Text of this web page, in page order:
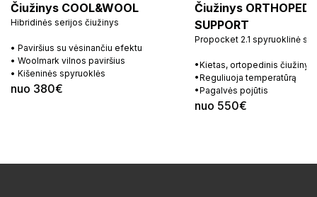
Čiužinys COOL&WOOL
Hibridinės serijos čiužinys
• Paviršius su vėsinančiu efektu
• Woolmark vilnos paviršius
• Kišeninės spyruoklės
nuo 380€
Čiužinys
SUPPORT
Propocket 2.1 spyruoklinė
•Kietas, ortopedinis čiužinys
•Reguliuoja temperatūrą
•Pagalvės pojūtis
nuo 550€